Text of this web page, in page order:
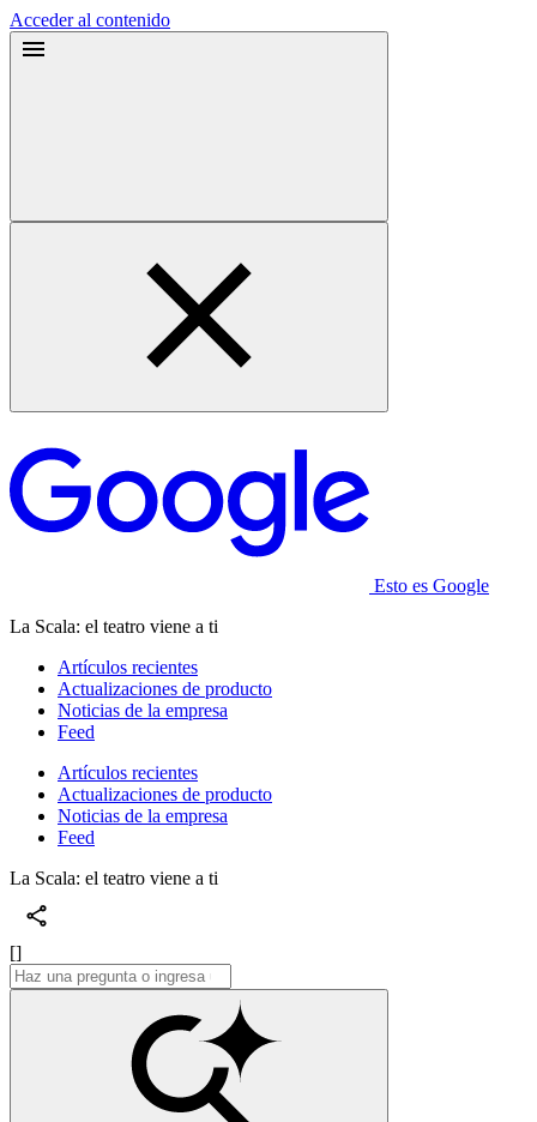
Acceder al contenido
Esto es Google
La Scala: el teatro viene a ti
Artículos recientes
Actualizaciones de producto
Noticias de la empresa
Feed
Artículos recientes
Actualizaciones de producto
Noticias de la empresa
Feed
La Scala: el teatro viene a ti
[]